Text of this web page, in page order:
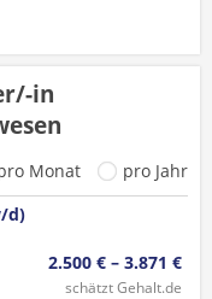
in
Monat
pro Jahr
d)
2.500 € – 3.871 €
schätzt Gehalt.de